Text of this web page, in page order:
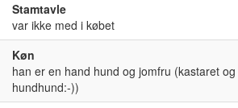
Stamtavle
var ikke med i købet
Køn
han er en hand hund og jomfru (kastaret
hundhund:-))